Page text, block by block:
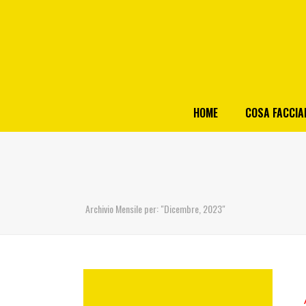
HOME COSA
Archivio Mensile per: "Dicembre, 2023"